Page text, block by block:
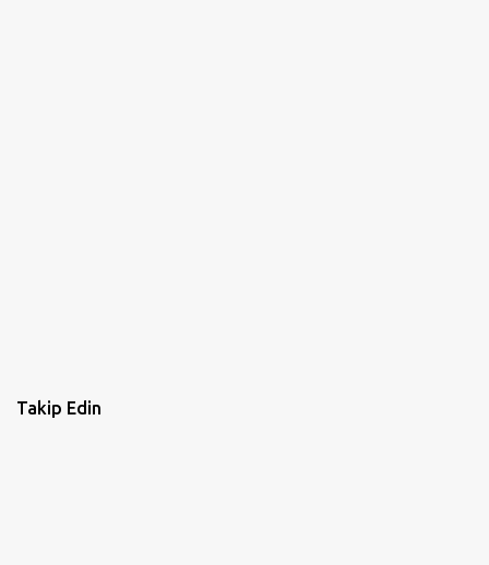
Takip Edin